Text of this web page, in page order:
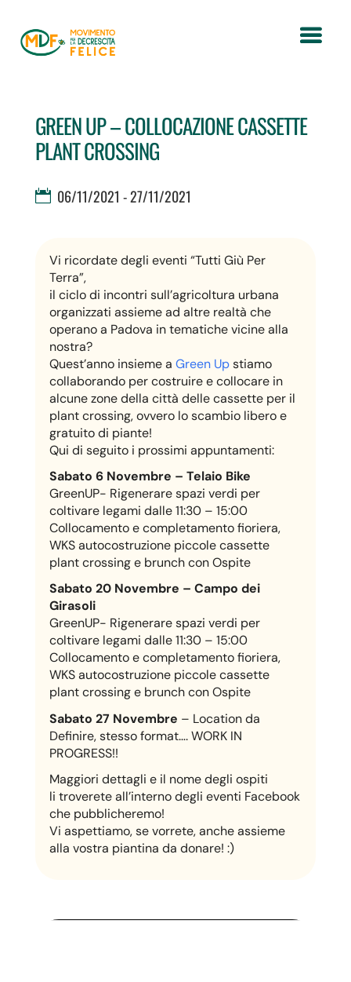
GREEN UP – COLLOCAZIONE CASSETTE
PLANT CROSSING
06/11/2021 - 27/11/2021
Vi ricordate degli eventi “Tutti Giù Per
Terra”,
il ciclo di incontri sull’agricoltura urbana
organizzati assieme ad altre realtà che
operano a Padova in tematiche vicine alla
nostra?
Quest’anno insieme a Green Upstiamo
collaborando per costruire e collocare in
alcune zone della città delle cassette per il
plant crossing, ovvero lo scambio libero e
gratuito di piante!
Qui di seguito i prossimi appuntamenti:
Sabato 6 Novembre – Telaio Bike
GreenUP- Rigenerare spazi verdi per
coltivare legami dalle 11:30 – 15:00
Collocamento e completamento fioriera,
WKS autocostruzione piccole cassette
plant crossing e brunch con Ospite
Sabato 20 Novembre – Campo dei
Girasoli
GreenUP- Rigenerare spazi verdi per
coltivare legami dalle 11:30 – 15:00
Collocamento e completamento fioriera,
WKS autocostruzione piccole cassette
plant crossing e brunch con Ospite
Sabato 27 Novembre – Location da
Definire, stesso format…. WORK IN
PROGRESS!!
Maggiori dettagli e il nome degli ospiti
li troverete all’interno degli eventi Facebook
che pubblicheremo!
Vi aspettiamo, se vorrete, anche assieme
alla vostra piantina da donare! :)